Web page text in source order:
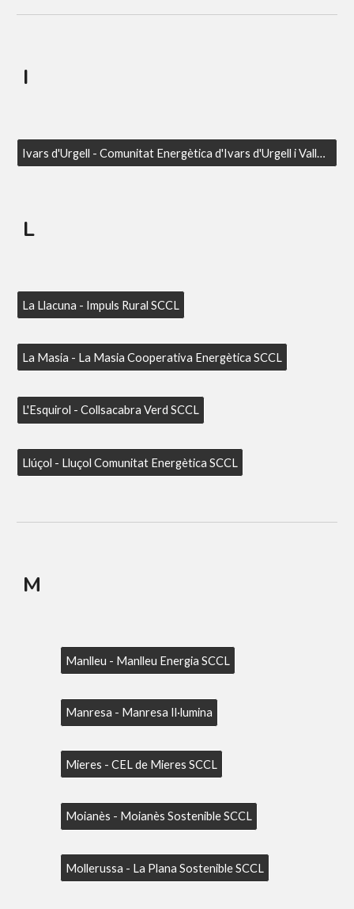
I
Ivars d'Urgell - Comunitat Energètica d'Ivars d'Urgell i Vallverd SCCL
L
La Llacuna - Impuls Rural SCCL
La Masia - La Masia Cooperativa Energètica SCCL
L'Esquirol - Collsacabra Verd SCCL
Llúçol - Lluçol Comunitat Energètica SCCL
M
Manlleu - Manlleu Energia SCCL
Manresa - Manresa Il·lumina
Mieres - CEL de Mieres SCCL
Moianès - Moianès Sostenible SCCL
Mollerussa - La Plana Sostenible SCCL